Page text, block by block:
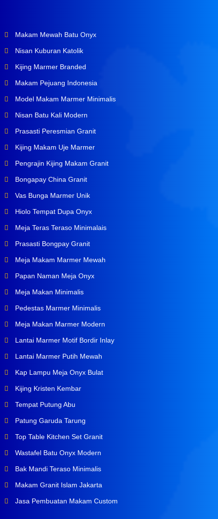
Makam Mewah Batu Onyx
Nisan Kuburan Katolik
Kijing Marmer Branded
Makam Pejuang Indonesia
Model Makam Marmer Minimalis
Nisan Batu Kali Modern
Prasasti Peresmian Granit
Kijing Makam Uje Marmer
Pengrajin Kijing Makam Granit
Bongapay China Granit
Vas Bunga Marmer Unik
Hiolo Tempat Dupa Onyx
Meja Teras Teraso Minimalais
Prasasti Bongpay Granit
Meja Makam Marmer Mewah
Papan Naman Meja Onyx
Meja Makan Minimalis
Pedestas Marmer Minimalis
Meja Makan Marmer Modern
Lantai Marmer Motif Bordir Inlay
Lantai Marmer Putih Mewah
Kap Lampu Meja Onyx Bulat
Kijing Kristen Kembar
Tempat Putung Abu
Patung Garuda Tarung
Top Table Kitchen Set Granit
Wastafel Batu Onyx Modern
Bak Mandi Teraso Minimalis
Makam Granit Islam Jakarta
Jasa Pembuatan Makam Custom